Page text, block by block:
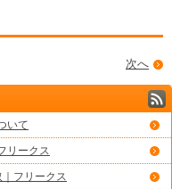
次へ
いて
リークス
フリークス